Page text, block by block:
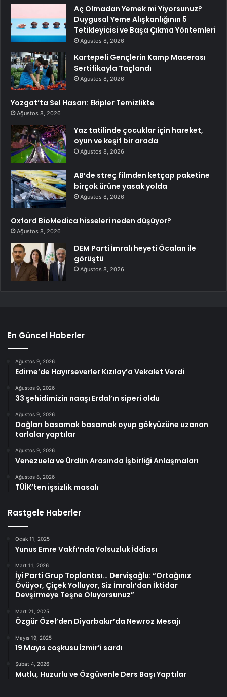
Aç Olmadan Yemek mi Yiyorsunuz?
Duygusal Yeme Alışkanlığının 5
Tetikleyicisi ve Başa Çıkma Yöntemleri
Ağustos 8, 2026
Kartepeli Gençlerin Kamp Macerası
Sertifikayla Taçlandı
Ağustos 8, 2026
Yozgat’ta Sel Hasarı: Ekipler Temizlikte
Ağustos 8, 2026
Yaz tatilinde çocuklar için hareket,
oyun ve keşif bir arada
Ağustos 8, 2026
AB’de streç filmden ketçap paketine
birçok ürüne yasak yolda
Ağustos 8, 2026
Oxford BioMedica hisseleri neden düşüyor?
Ağustos 8, 2026
DEM Parti İmralı heyeti Öcalan ile
görüştü
Ağustos 8, 2026
En Güncel Haberler
Ağustos 9, 2026
Edirne’de Hayırseverler Kızılay’a Vekalet Verdi
Ağustos 9, 2026
33 şehidimizin naaşı Erdal’ın siperi oldu
Ağustos 9, 2026
Dağları basamak basamak oyup gökyüzüne uzanan
tarlalar yaptılar
Ağustos 9, 2026
Venezuela ve Ürdün Arasında İşbirliği Anlaşmaları
Ağustos 8, 2026
TÜİK’ten işsizlik masalı
Rastgele Haberler
Ocak 11, 2025
Yunus Emre Vakfı’nda Yolsuzluk İddiası
Mart 11, 2026
İyi Parti Grup Toplantısı… Dervişoğlu: “Ortağınız
Övüyor, Çiçek Yolluyor, Siz İmralı’dan İktidar
Devşirmeye Teşne Oluyorsunuz”
Mart 21, 2025
Özgür Özel’den Diyarbakır’da Newroz Mesajı
Mayıs 19, 2025
19 Mayıs coşkusu İzmir’i sardı
Şubat 4, 2026
Mutlu, Huzurlu ve Özgüvenle Ders Başı Yaptılar